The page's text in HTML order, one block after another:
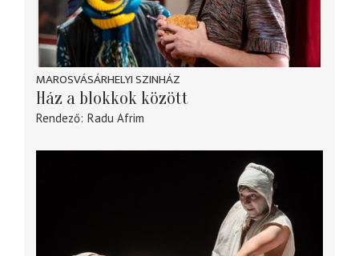
MAROSVÁSÁRHELYI SZINHÁZ
Ház a blokkok között
Rendező Radu Afrim